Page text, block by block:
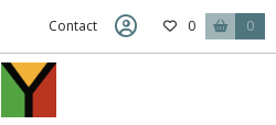
Contact 0 0